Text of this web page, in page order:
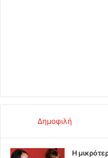
Δημοφιλή
Η